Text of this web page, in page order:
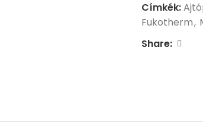
Címkék:
Fukotherm,
Share: